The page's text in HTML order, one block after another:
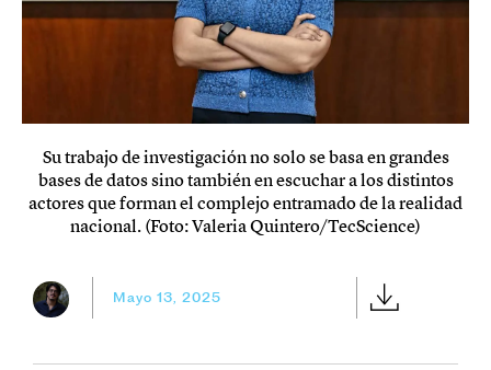
Su trabajo de investigación no solo se basa en grandes
bases de datos sino también en escuchar a los distintos
actores que forman el complejo entramado de la realidad
nacional. (Foto: Valeria Quintero/TecScience)
Mayo 13, 2025